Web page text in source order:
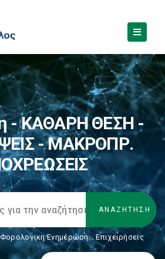
- ΚΑΘΑΡΗ ΘΕΣΗ -
- ΜΑΚΡΟΠΡ.
Φορολογικη Ενημέρωση, Επιχειρήσεις